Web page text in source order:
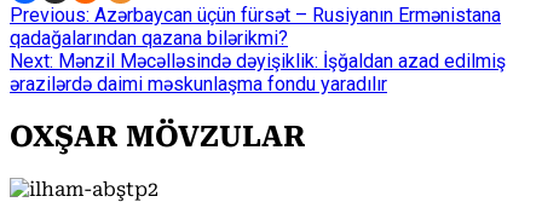
Continue
Reading
Previous: Azərbaycan üçün fürsət – Rusiyanın Ermənistana
qadağalarından qazana bilərikmi?
Next: Mənzil Məcəlləsində dəyişiklik: İşğaldan azad edilmiş
ərazilərdə daimi məskunlaşma fondu yaradılır
OXŞAR MÖVZULAR